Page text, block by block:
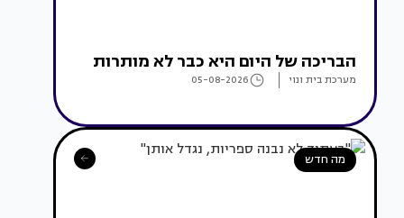
הבריכה של היום היא כבר לא מותרות
מערכת בית ונוי 05-08-2026
מה חדש